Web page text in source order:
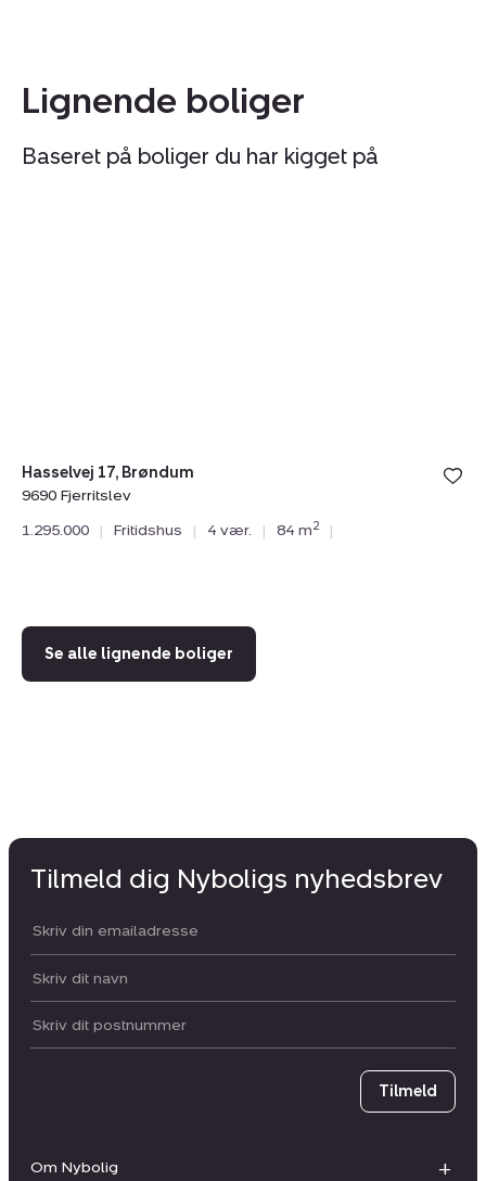
Lignende boliger
Baseret på boliger du har kigget på
Hasselvej 17, Brøndum
9690 Fjerritslev
1.295.000
| Fritidshus | 4 vær. | 84 m2 |
Se alle lignende boliger
Om Nybolig
Tilmeld dig Nyboligs nyhedsbrev
Din email:
Dit navn:
Postnummer
Tilmeld